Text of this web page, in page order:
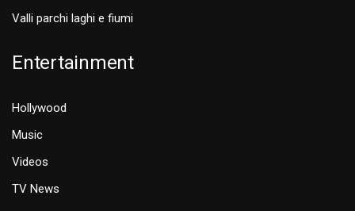
Valli parchi laghi e fiumi
Entertainment
Hollywood
Music
Videos
TV News